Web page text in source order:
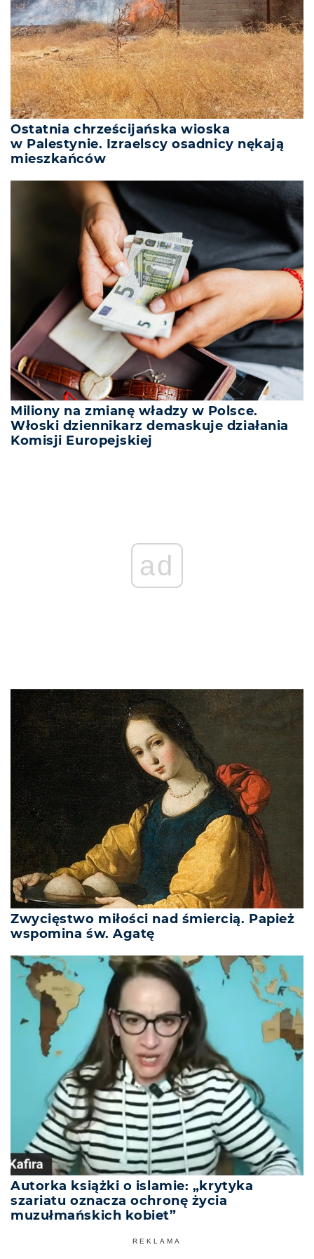
Ostatnia chrześcijańska wioska
w Palestynie. Izraelscy osadnicy nękają
mieszkańców
Miliony na zmianę władzy w Polsce.
Włoski dziennikarz demaskuje działania
Komisji Europejskiej
ad
Zwycięstwo miłości nad śmiercią. Papież
wspomina św. Agatę
Autorka książki o islamie: „krytyka
szariatu oznacza ochronę życia
muzułmańskich kobiet”
REKLAMA